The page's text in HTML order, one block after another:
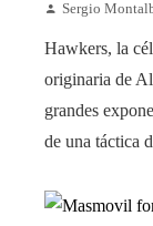
Sergio
Hawkers, la
originaria de
grandes
de una táctica